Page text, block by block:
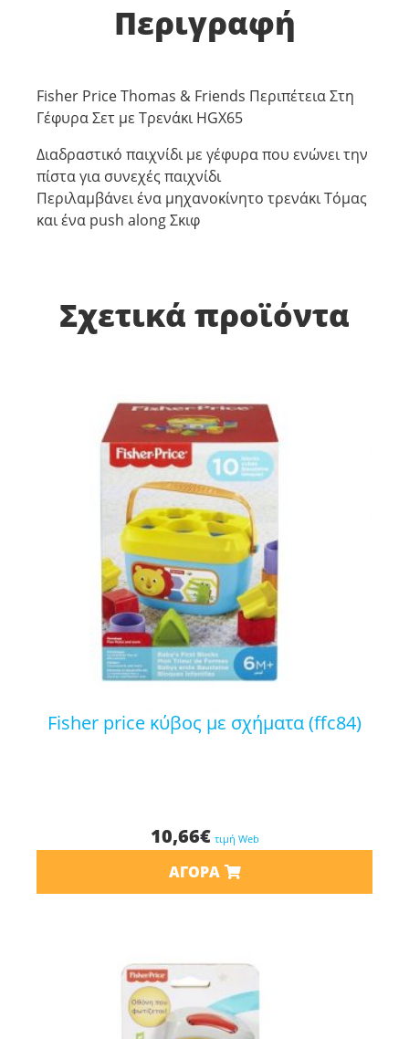
Περιγραφή
Fisher Price Thomas & Friends Περιπέτεια Στη
Γέφυρα Σετ με Τρενάκι HGX65
Διαδραστικό παιχνίδι με γέφυρα που ενώνει την
πίστα για συνεχές παιχνίδι
Περιλαμβάνει ένα μηχανοκίνητο τρενάκι Τόμας
και ένα push along Σκιφ
Σχετικά προϊόντα
fisher price κύβος με σχήματα (ffc84)
10,66€ τιμή Web
ΑΓΟΡΆ